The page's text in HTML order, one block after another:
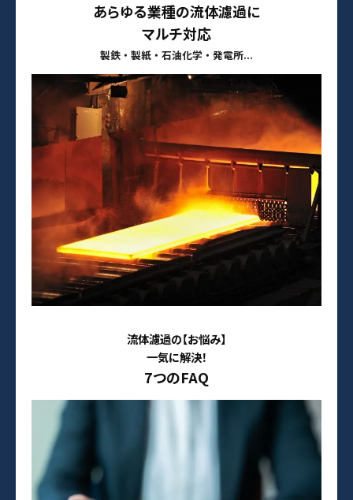
あらゆる業種の流体濾過に
マルチ対応
製鉄・製紙・石油化学・発電所...
流体濾過の【お悩み】
一気に解決！
7つのFAQ